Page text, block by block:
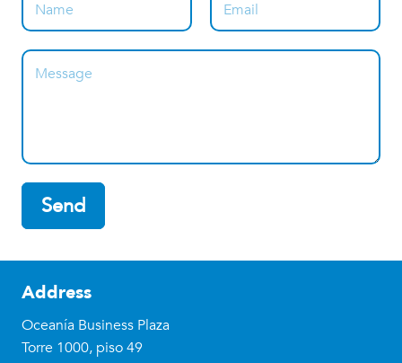
Send
Address
Oceanía Business Plaza
Torre 1000, piso 49